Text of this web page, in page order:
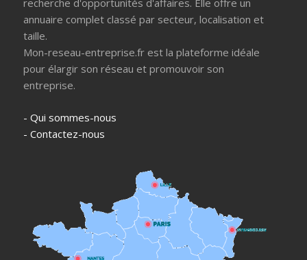
recherche d'opportunités d'affaires. Elle offre un
annuaire complet classé par secteur, localisation et
taille.
Mon-reseau-entreprise.fr est la plateforme idéale
pour élargir son réseau et promouvoir son
entreprise.
- Qui sommes-nous
- Contactez-nous